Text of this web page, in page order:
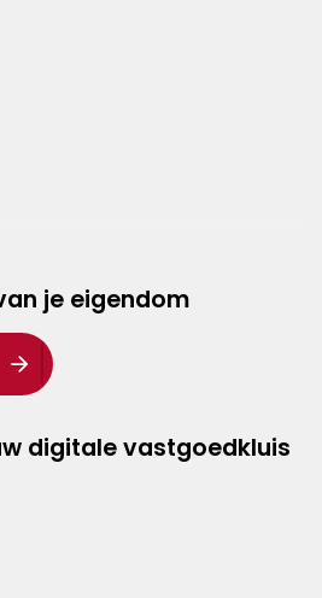
je eigendom
digitale vastgoedkluis